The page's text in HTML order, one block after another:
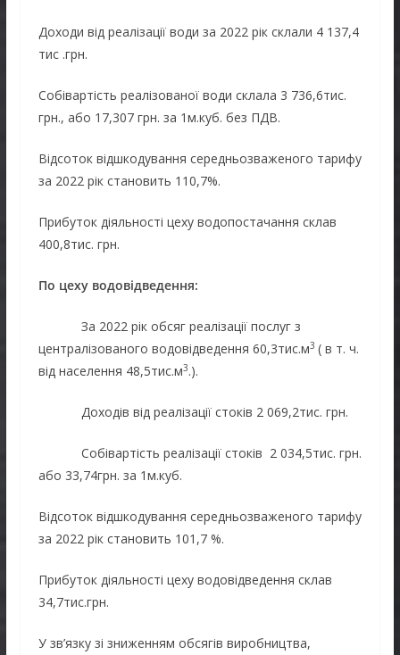
Доходи від реалізації води за 2022 рік склали 4 137,4
тис .грн.
Собівартість реалізованої води склала 3 736,6тис.
грн., або 17,307 грн. за 1м.куб. без ПДВ.
Відсоток відшкодування середньозваженого тарифу
за 2022 рік становить 110,7%.
Прибуток діяльності цеху водопостачання склав
400,8тис. грн.
По цеху водовідведення:
За 2022 рік обсяг реалізації послуг з
централізованого водовідведення 60,3тис.м3 ( в т. ч.
від населення 48,5тис.м3.).
Доходів від реалізації стоків 2 069,2тис. грн.
Собівартість реалізації стоків 2 034,5тис. грн.
або 33,74грн. за 1м.куб.
Відсоток відшкодування середньозваженого тарифу
за 2022 рік становить 101,7 %.
Прибуток діяльності цеху водовідведення склав
34,7тис.грн.
У зв’язку зі зниженням обсягів виробництва,